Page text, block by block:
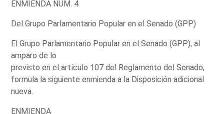
ENMIENDA NÚM. 4
Del Grupo Parlamentario Popular en el Senado (GPP)
El Grupo Parlamentario Popular en el Senado (GPP), al
amparo de lo
previsto en el artículo 107 del Reglamento del Senado,
formula la siguiente enmienda a la Disposición adicional
nueva.
ENMIENDA